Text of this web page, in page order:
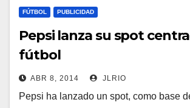
FÚTBOL PUBLICIDAD
Pepsi lanza su spot
fútbol
ABR 8, 2014 JLRIO
Pepsi ha lanzado un spot, como base